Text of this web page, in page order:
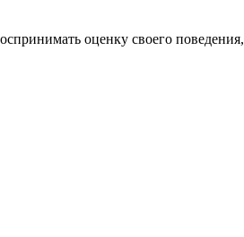
оценку своего поведения,